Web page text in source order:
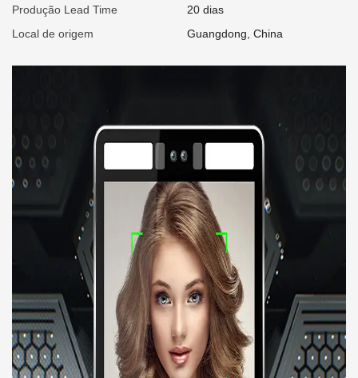
Produção Lead Time
20 dias
Local de origem
Guangdong, China